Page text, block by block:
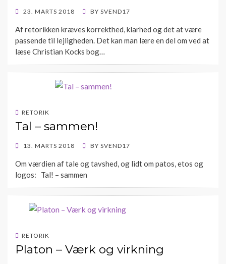
POSTED
23. MARTS 2018 BY SVEND17
Af retorikken kræves korrekthed, klarhed og det at være
passende til lejligheden. Det kan man lære en del om ved at
læse Christian Kocks bog…
RETORIK
Tal – sammen!
POSTED
13. MARTS 2018 BY SVEND17
Om værdien af tale og tavshed, og lidt om patos, etos og
logos: Tal! – sammen
RETORIK
Platon – Værk og virkning